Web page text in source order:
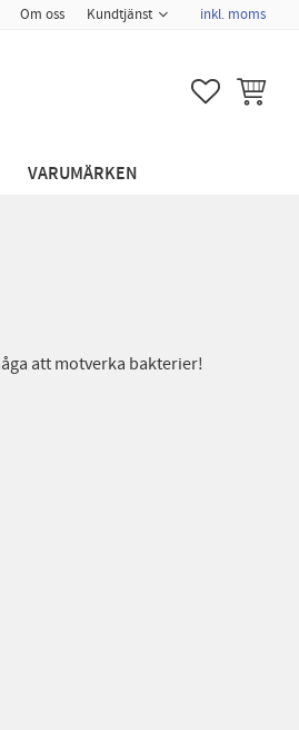
Om oss Kundtjänst inkl. moms
FAVORITER
VARUMÄRKEN
att motverka bakterier!